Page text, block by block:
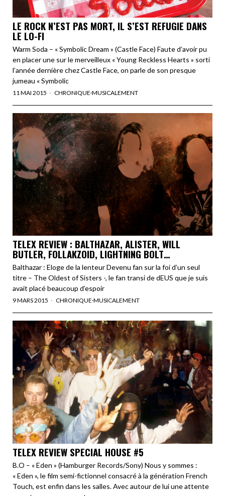
LE ROCK N’EST PAS MORT, IL S’EST REFUGIE DANS
LE LO-FI
Warm Soda – « Symbolic Dream » (Castle Face) Faute d’avoir pu
en placer une sur le merveilleux « Young Reckless Hearts » sorti
l’année dernière chez Castle Face, on parle de son presque
jumeau « Symbolic
11 MAI 2015 CHRONIQUE·MUSICALEMENT
TELEX REVIEW : BALTHAZAR, ALISTER, WILL
BUTLER, FOLLAKZOID, LIGHTNING BOLT…
Balthazar : Eloge de la lenteur Devenu fan sur la foi d’un seul
titre – The Oldest of Sisters -, le fan transi de dEUS que je suis
avait placé beaucoup d’espoir
9 MARS 2015 CHRONIQUE·MUSICALEMENT
TELEX REVIEW SPECIAL HOUSE #5
B.O – « Eden » (Hamburger Records/Sony) Nous y sommes :
« Eden », le film semi-fictionnel consacré à la génération French
Touch, est enfin dans les salles. Avec autour de lui une attente